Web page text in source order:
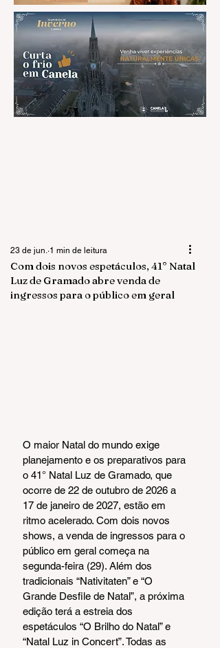
Com dois novos espetáculos, 41° Natal
Luz de Gramado abre venda de
ingressos para o público em geral
23 de jun. 1 min de leitura
O maior Natal do mundo exige
planejamento e os preparativos para
o 41° Natal Luz de Gramado, que
ocorre de 22 de outubro de 2026 a
17 de janeiro de 2027, estão em
ritmo acelerado. Com dois novos
shows, a venda de ingressos para o
público em geral começa na
segunda-feira (29). Além dos
tradicionais “Nativitaten” e “O
Grande Desfile de Natal”, a próxima
edição terá a estreia dos
espetáculos “O Brilho do Natal” e
“Natal Luz in Concert”. Todas as